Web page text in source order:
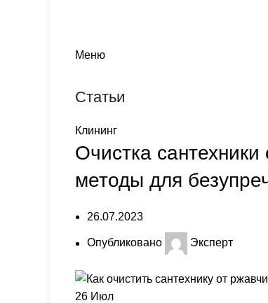
Меню
Статьи
Клининг
Очистка
методы для
26.07.2023
Опубликовано Эксперт
26 Июл